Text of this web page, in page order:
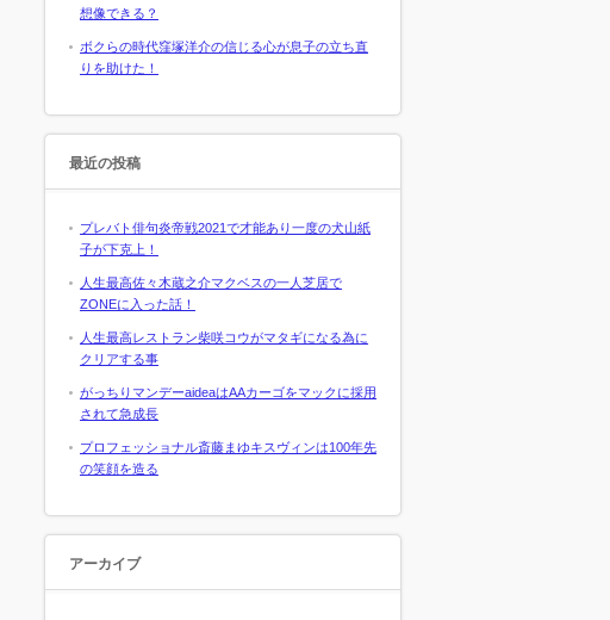
想像できる？
ボクらの時代窪塚洋介の信じる心が息子の立ち直
りを助けた！
最近の投稿
プレバト俳句炎帝戦2021で才能あり一度の犬山紙
子が下克上！
人生最高佐々木蔵之介マクベスの一人芝居で
ZONEに入った話！
人生最高レストラン柴咲コウがマタギになる為に
クリアする事
がっちりマンデーaideaはAAカーゴをマックに採用
されて急成長
プロフェッショナル斎藤まゆキスヴィンは100年先
の笑顔を造る
アーカイブ